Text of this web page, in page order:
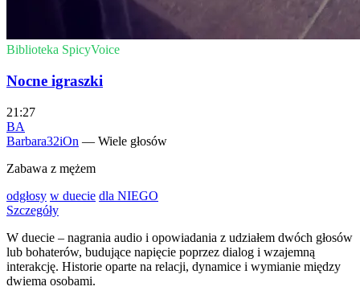
Biblioteka SpicyVoice
Nocne igraszki
21:27
BA
Barbara32iOn — Wiele głosów
Zabawa z mężem
odgłosy w duecie dla NIEGO
Szczegóły
W duecie – nagrania audio i opowiadania z udziałem dwóch głosów
lub bohaterów, budujące napięcie poprzez dialog i wzajemną
interakcję. Historie oparte na relacji, dynamice i wymianie między
dwiema osobami.